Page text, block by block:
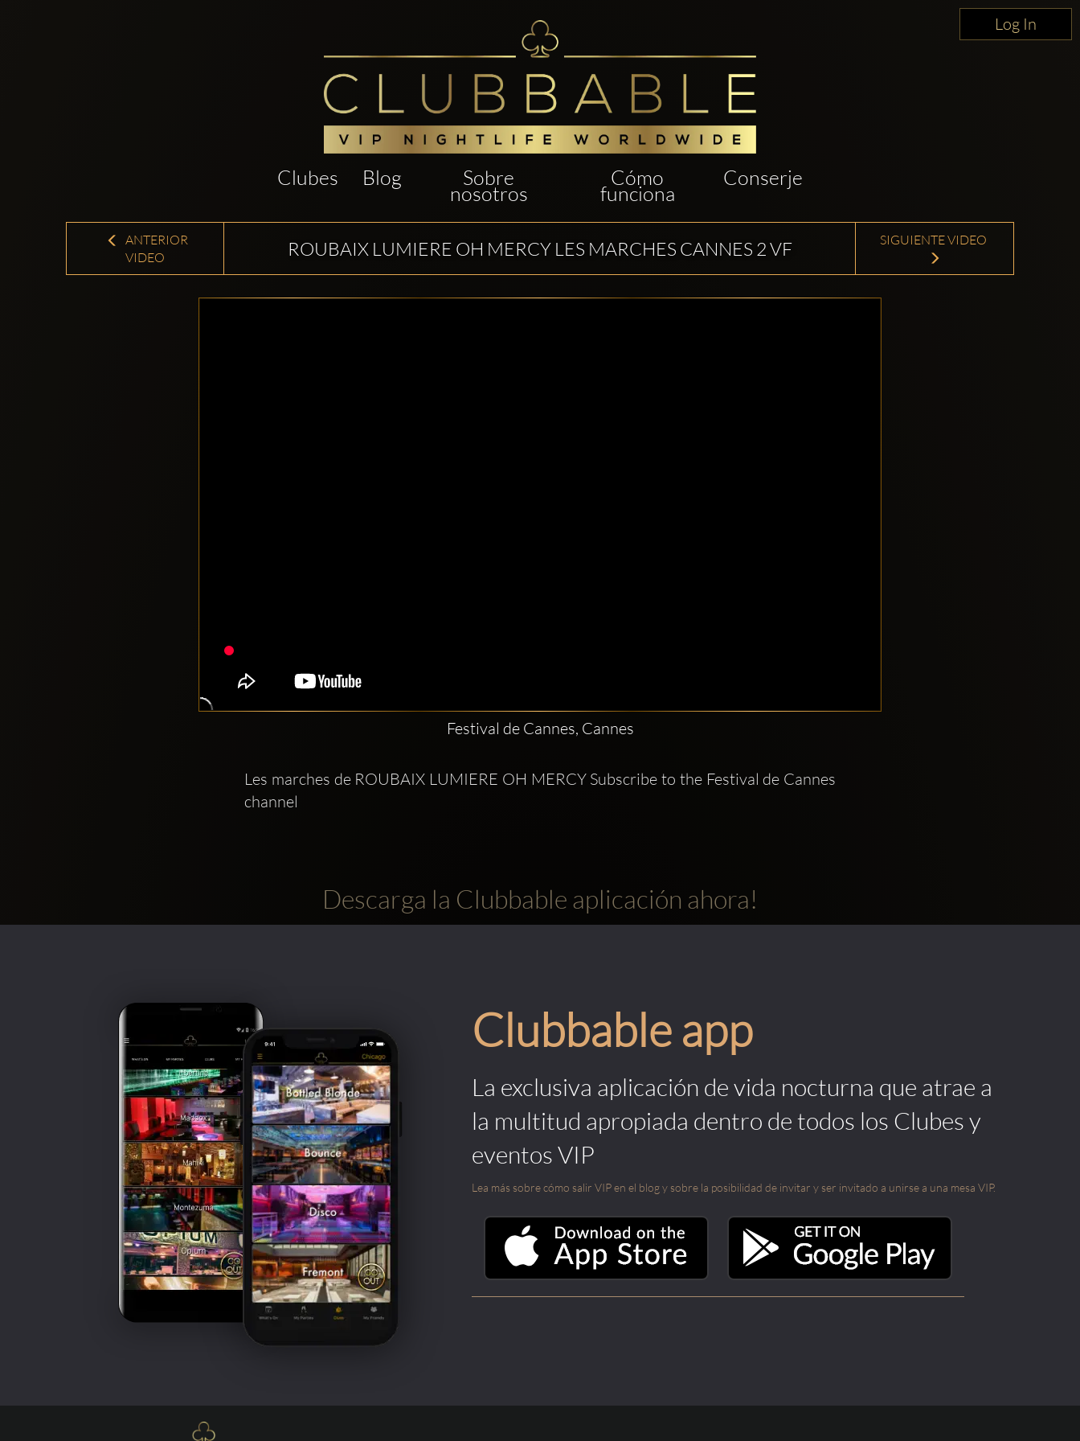
Log In
Clubes Blog Sobre
nosotros
Cómo
funciona
Conserje
ANTERIOR
VIDEO
ROUBAIX LUMIERE OH MERCY LES MARCHES CANNES 2 VF SIGUIENTE VIDEO
Festival de Cannes, Cannes
Les marches de ROUBAIX LUMIERE OH MERCY Subscribe to the Festival de Cannes
channel
Descarga la Clubbable aplicación ahora!
Clubbable app
La exclusiva aplicación de vida nocturna que atrae a
la multitud apropiada dentro de todos los Clubes y
eventos VIP
Lea más sobre cómo salir VIP en el blog y sobre la posibilidad de invitar y ser invitado a unirse a una mesa VIP.